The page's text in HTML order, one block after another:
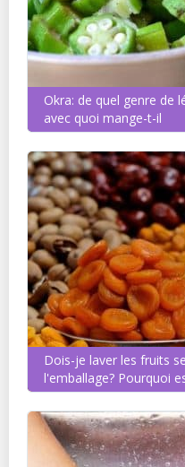
Okra: de quel genre de
avec quoi mange-t-il
Dois-je laver les fruits
l'emballage? Pourquoi